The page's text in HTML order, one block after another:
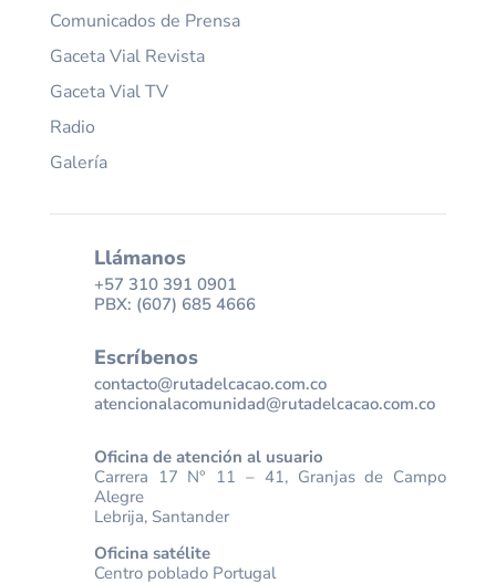
Comunicados de Prensa
Gaceta Vial Revista
Gaceta Vial TV
Radio
Galería
Llámanos
+57 310 391 0901
PBX: (607) 685 4666
Escríbenos
contacto@rutadelcacao.com.co
atencionalacomunidad@rutadelcacao.com.co
Oficina de atención al usuario
Carrera 17 N° 11 – 41, Granjas de Campo
Alegre
Lebrija, Santander
Oficina satélite
Centro poblado Portugal